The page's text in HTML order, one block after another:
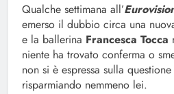
Qualche settimana all’
emerso il dubbio circa una
e la ballerina Francesca Tocca
niente ha trovato conferma o
non si è espressa sulla
risparmiando nemmeno lei.